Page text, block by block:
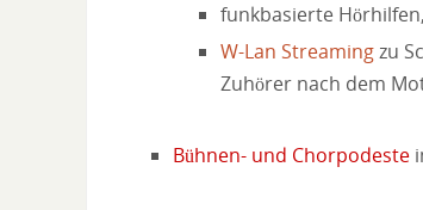
funkbasierte
W-Lan Streamingzu
Zuhörer nach dem
Bühnen- und Chorpodeste